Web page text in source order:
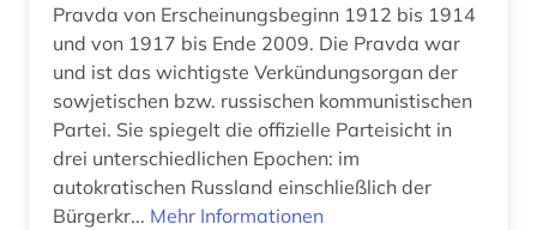
kalter krieg (1)
karikatur (1)
kasachstan (2)
kaukasus (1)
Slowakei (1)
Slowenien (1)
Suedosteuropa (1)
Tschechische Republik (1)
Pravda von Erscheinungsbeginn 1912 bis 1914
und von 1917 bis Ende 2009. Die Pravda war
und ist das wichtigste Verkündungsorgan der
sowjetischen bzw. russischen kommunistischen
Partei. Sie spiegelt die offizielle Parteisicht in
drei unterschiedlichen Epochen: im
autokratischen Russland einschließlich der
Bürgerkr... Mehr Informationen